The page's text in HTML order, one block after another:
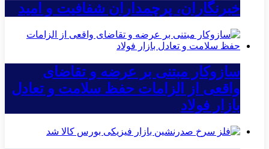
خبرنگاران، پرچمداران شفافیت و امید
سازوکار مبتنی بر عرضه و تقاضای
واقعی از الزامات حفظ سلامت و تعادل
بازار فولاد